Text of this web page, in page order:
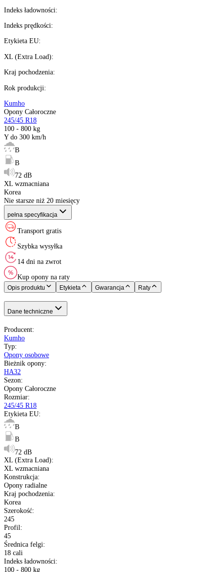
Wysyłka w 19 h
%
Możesz kupić na
Kalkulator ratalny
Producent:
Sezon :
Rozmiar:
Indeks ładowności
Indeks prędkości
Etykieta EU
XL (Extra Load)
Kraj pochodzenia :
Rok produkcji:
Kumho
Opony Całoroczne
245/45 R18
100 - 800 kg
Y do 300 km/h
B
B
72 dB
XL wzmacniana
Korea
Nie starsze niż 20 miesięcy
pełna specyfikacja
Transport gratis
Szybka wysyłka
Kup opony na raty
Opis produktu
Dane techniczne
Producent
Kumho
Typ
Opony osobowe
Bieżnik opony
HA32
Sezon
Opony Całoroczne